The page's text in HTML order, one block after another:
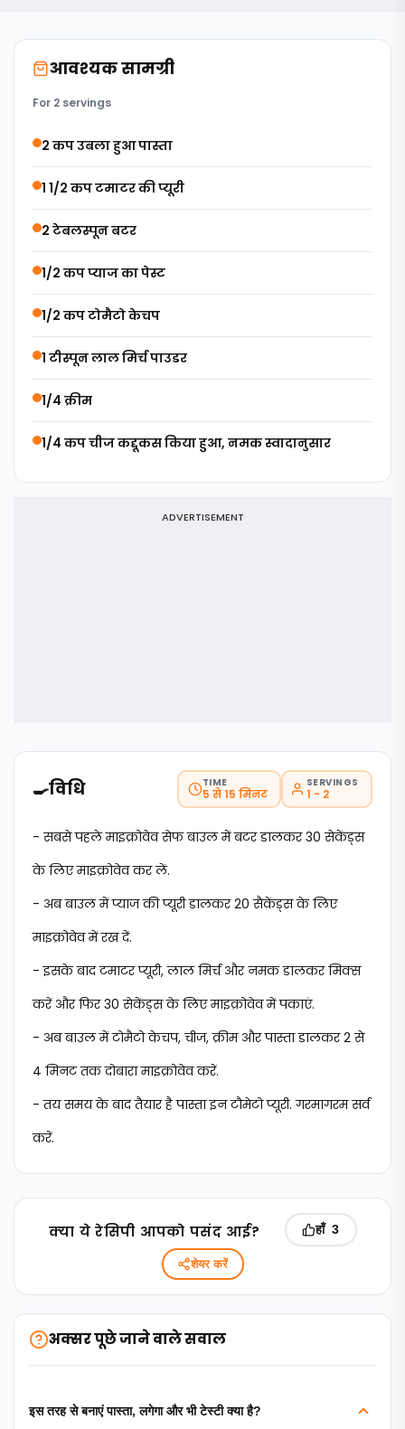
आवश्यक सामग्री
For 2 servings
2 कप उबला हुआ पास्ता
1 1/2 कप टमाटर की प्यूरी
2 टेबलस्पून बटर
1/2 कप प्याज का पेस्ट
1/2 कप टोमैटो केचप
1 टीस्पून लाल मिर्च पाउडर
1/4 क्रीम
1/4 कप चीज कद्दूकस किया हुआ, नमक स्वादानुसार
🍳विधि TIME
5 से 15 मिनट
SERVINGS
1 - 2
- सबसे पहले माइक्रोवेव सेफ बाउल में बटर डालकर 30 सेकेंड्स
के लिए माइक्रोवेव कर लें.
- अब बाउल में प्याज की प्यूरी डालकर 20 सैकेंड्स के लिए
माइक्रोवेव में रख दें.
- इसके बाद टमाटर प्यूरी, लाल मिर्च और नमक डालकर मिक्स
करें और फिर 30 सेकेंड्स के लिए माइक्रोवेव में पकाएं.
- अब बाउल में टोमैटो केचप, चीज, क्रीम और पास्ता डालकर 2 से
4 मिनट तक दोबारा माइक्रोवेव करें.
- तय समय के बाद तैयार है पास्ता इन टौमेटो प्यूरी. गरमागरम सर्व
करें.
ADVERTISEMENT
क्‍या ये रेसिपी आपको पसंद आई? हाँ 3
शेयर करें
अक्सर पूछे जाने वाले सवाल
इस तरह से बनाएं पास्ता, लगेगा और भी टेस्टी क्या है?